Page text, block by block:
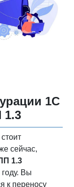
1С
1.3
сейчас,
1.3
году. Вы
к переносу